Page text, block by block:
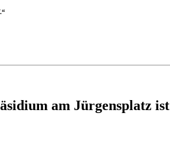
am Jürgensplatz